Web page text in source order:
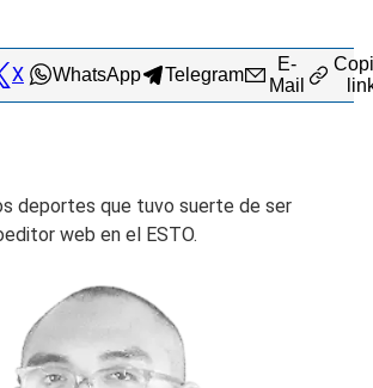
X WhatsApp Telegram
E-
Mail
deportes que tuvo suerte de ser
web en el ESTO.